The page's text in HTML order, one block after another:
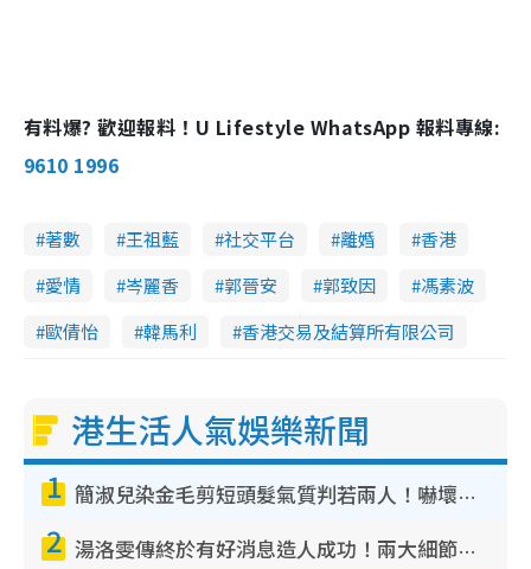
有料爆? 歡迎報料！U Lifestyle WhatsApp 報料專線:
9610 1996
著數 王祖藍 社交平台 離婚
香港
愛情
岑麗香 郭晉安 郭致因
馮素波
歐倩怡
韓馬利 香港交易及結算所有限公司
港生活人氣娛樂新聞
1 簡淑兒染金毛剪短頭髮氣質判若兩人！嚇壞老公麥大力都認唔出：「你做咩事？」
2 湯洛雯傳終於有好消息造人成功！兩大細節曝孕味極濃惹猜測：大肚婆先會咁！